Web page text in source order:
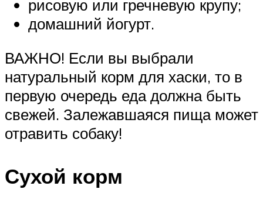
рисовую или гречневую крупу;
домашний йогурт.
ВАЖНО! Если вы выбрали
натуральный корм для хаски, то в
первую очередь еда должна быть
свежей. Залежавшаяся пища может
отравить собаку!
Сухой корм